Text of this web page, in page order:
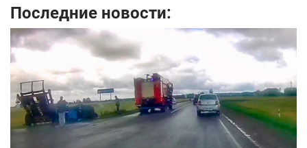
Последние новости: